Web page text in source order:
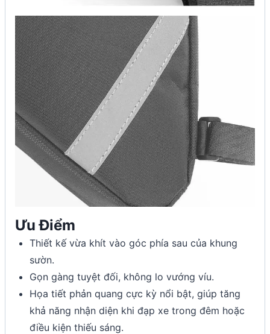
Ưu Điểm
Thiết kế vừa khít vào góc phía sau của khung
sườn.
Gọn gàng tuyệt đối, không lo vướng víu.
Họa tiết phản quang cực kỳ nổi bật, giúp tăng
khả năng nhận diện khi đạp xe trong đêm hoặc
điều kiện thiếu sáng.